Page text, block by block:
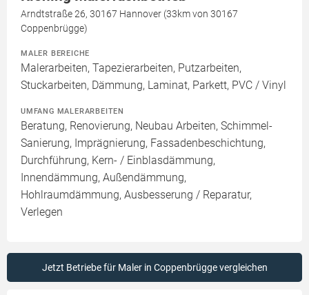
Arndtstraße 26, 30167 Hannover (33km von 30167
Coppenbrügge)
MALER BEREICHE
Malerarbeiten, Tapezierarbeiten, Putzarbeiten,
Stuckarbeiten, Dämmung, Laminat, Parkett, PVC / Vinyl
UMFANG MALERARBEITEN
Beratung, Renovierung, Neubau Arbeiten, Schimmel-
Sanierung, Imprägnierung, Fassadenbeschichtung,
Durchführung, Kern- / Einblasdämmung,
Innendämmung, Außendämmung,
Hohlraumdämmung, Ausbesserung / Reparatur,
Verlegen
Jetzt Betriebe für Maler in Coppenbrügge vergleichen